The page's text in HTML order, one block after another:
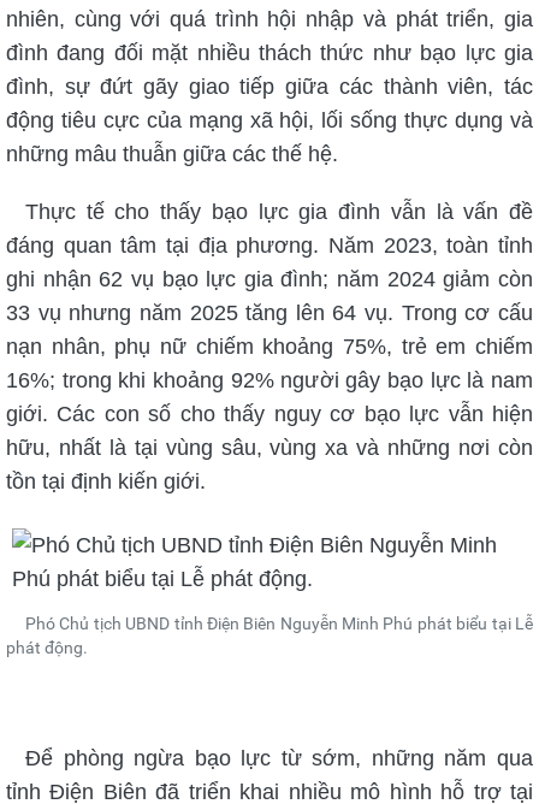
nhiên, cùng với quá trình hội nhập và phát triển, gia
đình đang đối mặt nhiều thách thức như bạo lực gia
đình, sự đứt gãy giao tiếp giữa các thành viên, tác
động tiêu cực của mạng xã hội, lối sống thực dụng và
những mâu thuẫn giữa các thế hệ.
Thực tế cho thấy bạo lực gia đình vẫn là vấn đề
đáng quan tâm tại địa phương. Năm 2023, toàn tỉnh
ghi nhận 62 vụ bạo lực gia đình; năm 2024 giảm còn
33 vụ nhưng năm 2025 tăng lên 64 vụ. Trong cơ cấu
nạn nhân, phụ nữ chiếm khoảng 75%, trẻ em chiếm
16%; trong khi khoảng 92% người gây bạo lực là nam
giới. Các con số cho thấy nguy cơ bạo lực vẫn hiện
hữu, nhất là tại vùng sâu, vùng xa và những nơi còn
tồn tại định kiến giới.
Phó Chủ tịch UBND tỉnh Điện Biên Nguyễn Minh Phú phát biểu tại Lễ
phát động.
Để phòng ngừa bạo lực từ sớm, những năm qua
tỉnh Điện Biên đã triển khai nhiều mô hình hỗ trợ tại